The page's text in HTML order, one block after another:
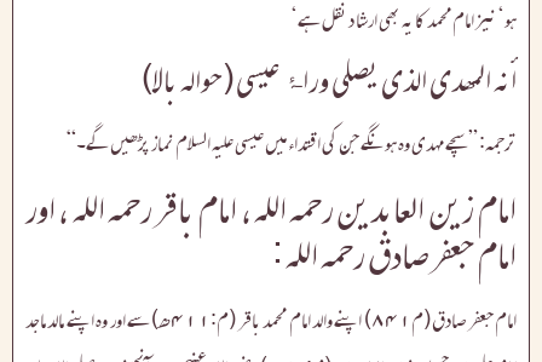
ہو‘ نیز امام محمد کا یہ بھی ارشا د نقل ہے‘
أنہ المھدی الذی یصلی وراۂ عیسی (حوالہ بالا)
ترجمہ: ”سچے مہدی وہ ہونگے جن کی اقتداء میں عیسی علیہ السلام نماز پڑھیں گے۔“
امام زین العابدین رحمہ اللہ ، امام باقر رحمہ اللہ ، اور
امام جعفر صادق رحمہ اللہ :
امام جعفر صادق (م۸۴۱) اپنے والد امام محمد باقر (م:۴۱۱ھ) سے اور وہ اپنے مالد ماجد